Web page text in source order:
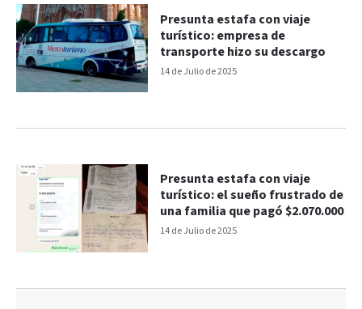
14 de Julio de 2025
Presunta estafa con viaje
turístico: empresa de
transporte hizo su descargo
14 de Julio de 2025
Presunta estafa con viaje
turístico: el sueño frustrado de
una familia que pagó $2.070.000